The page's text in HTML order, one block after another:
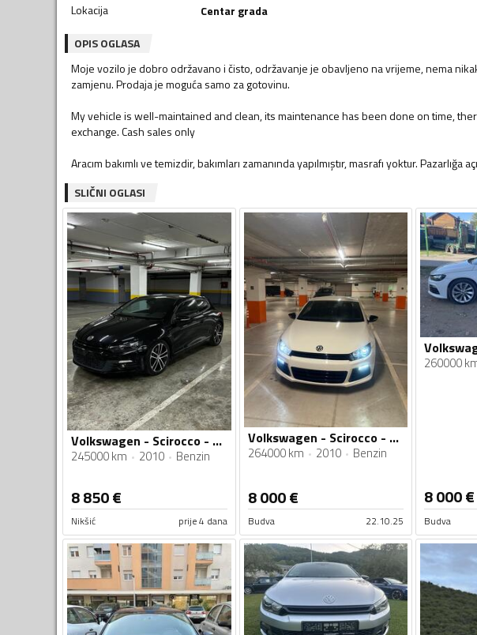
Lokacija
Centar grada
OPIS OGLASA
Moje vozilo je dobro održavano i čisto, održavanje je obavljeno na vrijeme, nema
zamjenu. Prodaja je moguća samo za gotovinu.
My vehicle is well-maintained and clean, its maintenance has been done on time,
exchange. Cash sales only
Aracım bakımlı ve temizdir, bakımları zamanında yapılmıştır, masrafı yoktur. Pazarlığa
SLIČNI OGLASI
Volkswagen - Scirocco - 1.4 TSI
245000 km 2010 Benzin
8 850€
Nikšić prije 4 dana
Volkswagen - Scirocco - 1.4tsi
264000 km 2010 Benzin
8 000€
Budva 22.10.25
260000
8 000€
Budva